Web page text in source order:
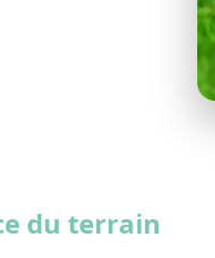
du terrain